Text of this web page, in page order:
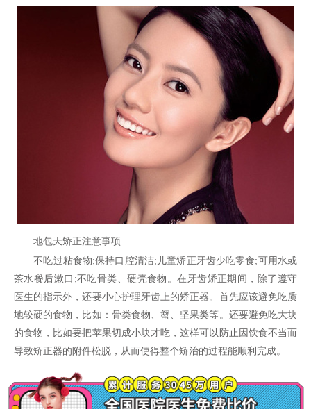
地包天矫正注意事项
不吃过粘食物;保持口腔清洁;儿童矫正牙齿少吃零食;可用水或
茶水餐后漱口;不吃骨类、硬壳食物。在牙齿矫正期间，除了遵守
医生的指示外，还要小心护理牙齿上的矫正器。首先应该避免吃质
地较硬的食物，比如：骨类食物、蟹、坚果类等。还要避免吃大块
的食物，比如要把苹果切成小块才吃，这样可以防止因饮食不当而
导致矫正器的附件松脱，从而使得整个矫治的过程能顺利完成。